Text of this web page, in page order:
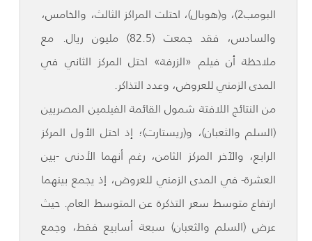
البومب2)، و(هوبال)، احتلت المراكز الثالث، والخامس،
والسادس، فقد جمعت (82.5) مليون ريال. مع
ملاحظة أن فيلم «الزرفة» احتل المركز الثاني في
المدى الزمني للعروض، وعدد التذاكر.
من النتائج اللافتة شمول القائمة الفيلمين المصريين
(السلم والثعبان)، و(ريستارت)؛ إذ احتل الأول المركز
الرابع، والآخر المركز الثامن، رغم أنهما الأدنى -بين
العشرة- في المدى الزمني للعروض، إذ يجمع بينهما
ارتفاع متوسط سعر التذكرة عن المتوسط العام. حيث
عرض (السلم والثعبان) سبعة أسابيع فقط، وجمع